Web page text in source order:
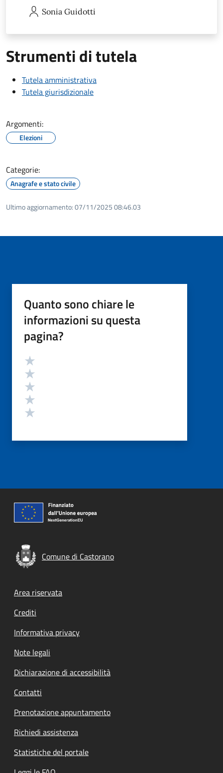
Sonia Guidotti
Strumenti di tutela
Tutela amministrativa
Tutela giurisdizionale
Argomenti:
Elezioni
Categorie:
Anagrafe e stato civile
Ultimo aggiornamento:07/11/2025 08:46.03
Quanto sono chiare le
informazioni su questa
pagina?
Valutazione
Comune di Castorano
Footer menu
Area riservata
Crediti
Informativa privacy
Note legali
Dichiarazione di accessibilità
Contatti
Prenotazione appuntamento
Richiedi assistenza
Statistiche del portale